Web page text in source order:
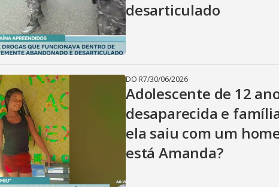
desarticulado
DO R7/30/06/2026
Adolescente de 12
desaparecida e
ela saiu com um
está Amanda?